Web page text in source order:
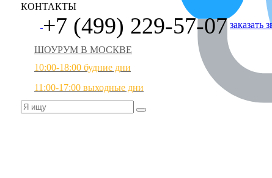
КОНТАКТЫ
+7 (499) 229-57-07 заказать
ШОУРУМ В МОСКВЕ
10:00-18:00 будние дни
11:00-17:00 выходные дни